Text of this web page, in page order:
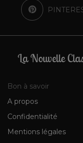
La Nouvelle
Bon à savoir
A propos
Confidentialité
Mentions légales